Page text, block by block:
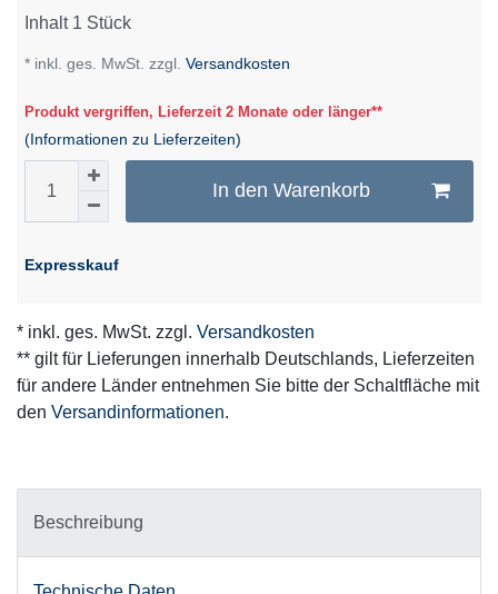
Inhalt 1 Stück
* inkl. ges. MwSt. zzgl. Versandkosten
Produkt vergriffen, Lieferzeit 2 Monate oder länger**
(Informationen zu Lieferzeiten)
In den Warenkorb
Expresskauf
* inkl. ges. MwSt. zzgl. Versandkosten
** gilt für Lieferungen innerhalb Deutschlands, Lieferzeiten
für andere Länder entnehmen Sie bitte der Schaltfläche mit
den Versandinformationen.
Beschreibung